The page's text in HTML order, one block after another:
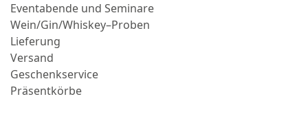
Eventabende und Seminare
Wein/Gin/Whiskey–Proben
Lieferung
Versand
Geschenkservice
Präsentkörbe